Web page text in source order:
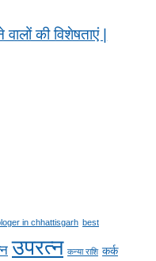
वालों की विशेषताएं |
in chhattisgarh best
उपरत्न कन्या राशि कर्क